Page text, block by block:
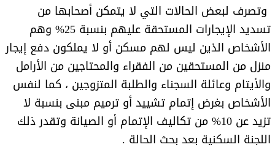
وتصرف لبعض الحالات التي لا يتمكن أصحابها من
تسديد الإيجارات المستحقة عليهم بنسبة 25% وهم
الأشخاص الذين ليس لهم مسكن أو لا يملكون دفع إيجار
منزل من المستحقين من الفقراء والمحتاجين من الأرامل
والأيتام وعائلة السجناء والطلبة المتزوجين ، كما لنفس
الأشخاص بغرض إتمام تشييد أو ترميم مبنى بنسبة لا
تزيد عن 10% من تكاليف الإتمام أو الصيانة وتقدر ذلك
اللجنة السكنية بعد بحث الحالة .